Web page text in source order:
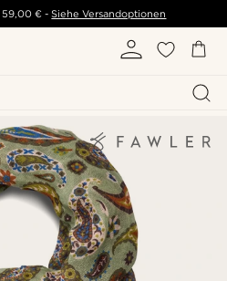
59,00 € - Siehe Versandoptionen